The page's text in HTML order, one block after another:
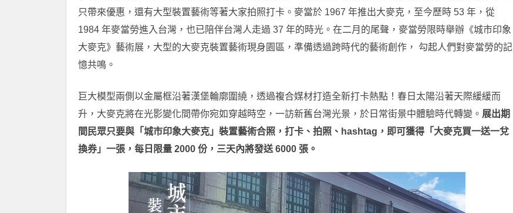
只帶來優惠，還有大型裝置藝術等著大家拍照打卡。麥當於 1967 年推出大麥克，至今歷時 53 年，從
1984 年麥當勞進入台灣，也已陪伴台灣人走過 37 年的時光。在二月的尾聲，麥當勞限時舉辦《城市印象
大麥克》藝術展，大型的大麥克裝置藝術現身園區，準備透過跨時代的藝術創作， 勾起人們對麥當勞的記
憶共鳴。
巨大模型兩側以金屬框沿著漢堡輪廓圍繞，透過複合媒材打造全新打卡熱點！春日太陽沿著天際緩緩而
升，大麥克將在光影變化間帶你宛如穿越時空，一訪新舊台灣光景，於日常街景中體驗時代轉變。 展出期
間民眾只要與「城市印象大麥克」裝置藝術合照，打卡、拍照、hashtag，即可獲得「大麥克買一送一兌
換券」一張，每日限量 2000 份，三天內將發送 6000 張。